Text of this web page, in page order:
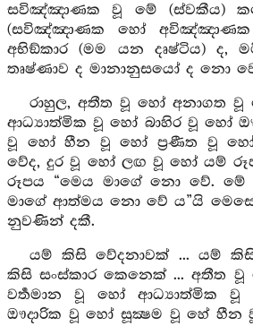
සවිඤ්ඤාණක වූ මේ (ස්වකීය)
(සවිඤ්ඤාණක හෝ
අභිඞ්කාර (මම යන දෘෂ්ටිය) ද,
තෘෂ්ණාව ද මානානුසයෝ ද නො
රාහුල, අතීත වූ හෝ අනාගත වූ
ආධ්‍යාත්මික වූ හෝ බාහිර වූ හෝ
වූ හෝ හීන වූ හෝ ප්‍රණීත වූ
වේද, දුර වූ හෝ ලඟ වූ හෝ යම්
රූපය “මෙය මාගේ නො වේ.
මාගේ ආත්මය නො වේ ය”යි
නුවණින් දකී.
යම් කිසි වේදනාවක් ... යම්
කිසි සංස්කාර කෙනෙක් ... අතීත
වර්‍තමාන වූ හෝ ආධ්‍යාත්මික
ඖදාරික වූ හෝ සූක්‍ෂම වූ හේ හීන